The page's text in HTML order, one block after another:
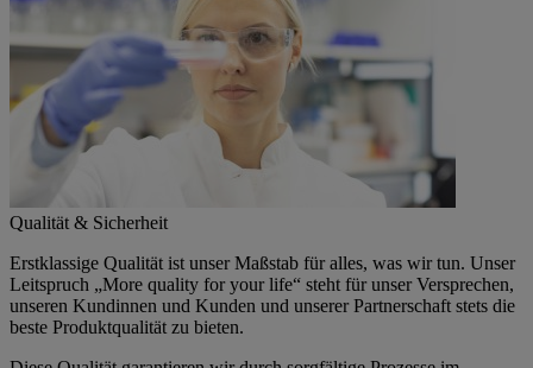
Qualität & Sicherheit
Erstklassige Qualität ist unser Maßstab für alles, was wir tun. Unser
Leitspruch „More quality for your life“ steht für unser Versprechen,
unseren Kundinnen und Kunden und unserer Partnerschaft stets die
beste Produktqualität zu bieten.